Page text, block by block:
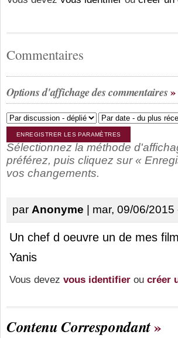
Commentaires
Options d'affichage des commentaires
Sélectionnez la méthode
préférez, puis cliquez sur «
vos changements.
par Anonyme | mar, 09/06/2015
Un chef d oeuvre un de mes
Yanis
Vous devez vous identifier ou créer
Contenu Correspondant